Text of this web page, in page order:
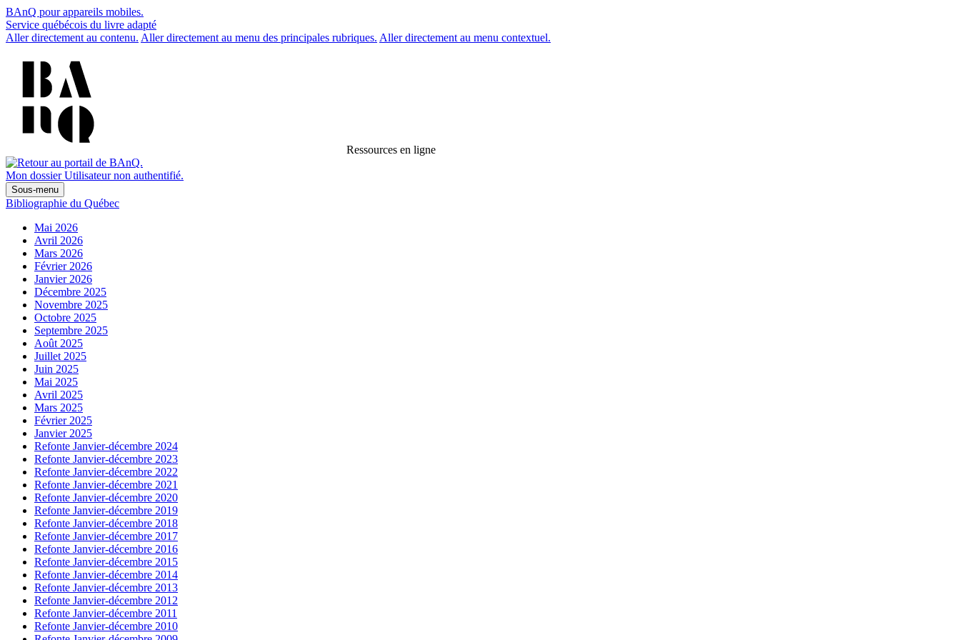
BAnQ pour appareils mobiles.
Service québécois du livre adapté
Aller directement au contenu. Aller directement au menu des principales rubriques. Aller directement au menu contextuel.
Ressources en ligne
Mon dossier Utilisateur non authentifié.
Sous-menu
Bibliographie du Québec
Mai 2026
Avril 2026
Mars 2026
Février 2026
Janvier 2026
Décembre 2025
Novembre 2025
Octobre 2025
Septembre 2025
Août 2025
Juillet 2025
Juin 2025
Mai 2025
Avril 2025
Mars 2025
Février 2025
Janvier 2025
Refonte Janvier-décembre 2024
Refonte Janvier-décembre 2023
Refonte Janvier-décembre 2022
Refonte Janvier-décembre 2021
Refonte Janvier-décembre 2020
Refonte Janvier-décembre 2019
Refonte Janvier-décembre 2018
Refonte Janvier-décembre 2017
Refonte Janvier-décembre 2016
Refonte Janvier-décembre 2015
Refonte Janvier-décembre 2014
Refonte Janvier-décembre 2013
Refonte Janvier-décembre 2012
Refonte Janvier-décembre 2011
Refonte Janvier-décembre 2010